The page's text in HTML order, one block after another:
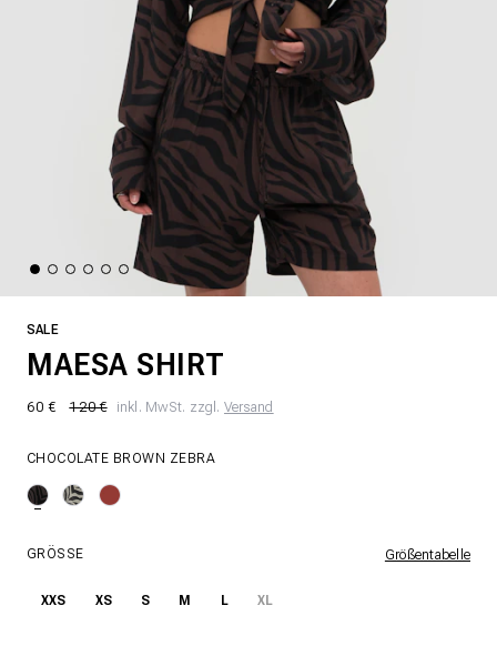
SALE
MAESA SHIRT
60 € 120 € inkl. MwSt. zzgl. Versand
CHOCOLATE BROWN ZEBRA
GRÖSSE Größentabelle
XXS XS S M L XL